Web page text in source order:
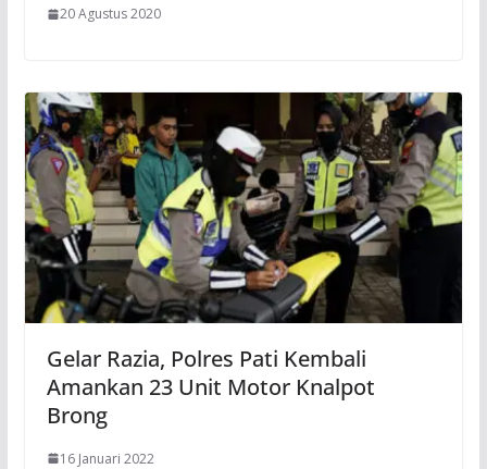
20 Agustus 2020
Gelar Razia, Polres Pati Kembali
Amankan 23 Unit Motor Knalpot
Brong
16 Januari 2022